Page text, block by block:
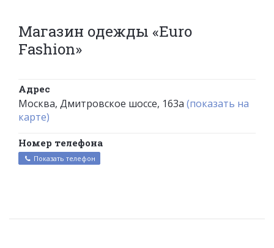
Магазин одежды «Euro
Fashion»
Адрес
Москва, Дмитровское шоссе, 163а (показать на
карте)
Номер телефона
Показать телефон